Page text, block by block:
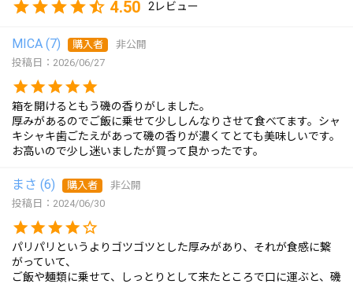
4.50
2
MICA 7 購入者
非公開
投稿日
2026/06/27
箱を開けるともう磯の香りがしました。
厚みがあるのでご飯に乗せて少ししんなりさせて食べてます。シャ
キシャキ歯ごたえがあって磯の香りが濃くてとても美味しいです。
お高いので少し迷いましたが買って良かったです。
まさ 6 購入者
非公開
投稿日
2024/06/30
パリパリというよりゴツゴツとした厚みがあり、それが食感に繋
がっていて、
ご飯や麺類に乗せて、しっとりとして来たところで口に運ぶと、磯